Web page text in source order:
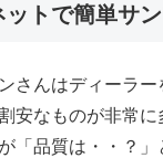
トで簡単サン
さんはディーラ
安なものが非常に
「品質は・・？